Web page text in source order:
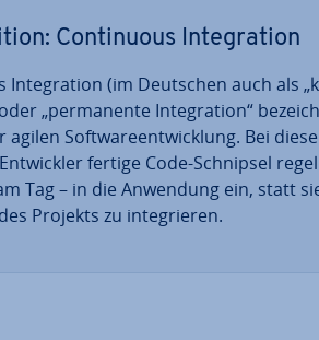
Con­ti­nuous In­te­gra­ti­on
In­te­gra­ti­on (im Deutschen auch als
„per­ma­nen­te In­te­gra­ti­on“
agilen Soft­ware­ent­wick­lung. Bei
fertige Code-Schnipsel
Tag – in die Anwendung ein, statt
Projekts zu in­te­grie­ren.